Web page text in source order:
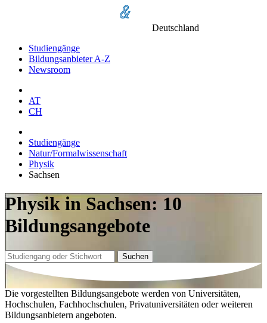
Deutschland
Studiengänge
Bildungsanbieter A-Z
Newsroom
AT
CH
Studiengänge
Natur/Formalwissenschaft
Physik
Sachsen
Physik in Sachsen: 10
Bildungsangebote
Suchen
Die vorgestellten Bildungsangebote werden von Universitäten,
Hochschulen, Fachhochschulen, Privatuniversitäten oder weiteren
Bildungsanbietern angeboten.